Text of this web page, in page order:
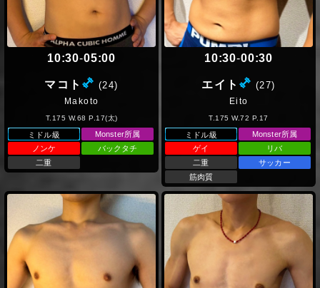
10:30-05:00
マコト (ミドル級)
(24)
Makoto
T.175 W.68 P.17(太)
ミドル級
Monster所属
ノンケ
バックタチ
二重
10:30-00:30
エイト (ミドル
(27)
Eito
T.175 W.72 P.17
ミドル級
Monster所属
ゲイ
リバ
二重
サッカー
筋肉質